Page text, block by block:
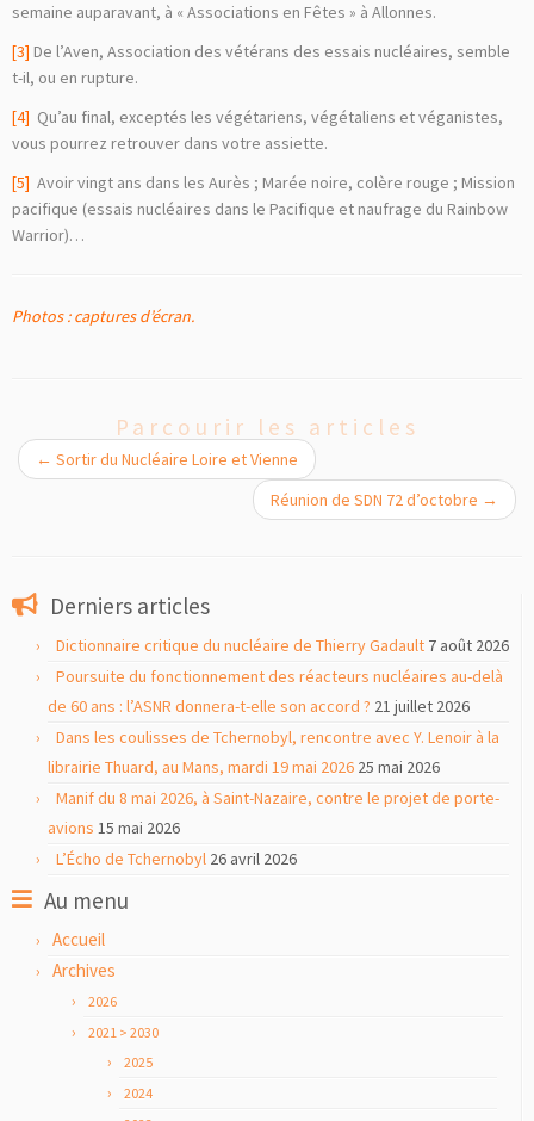
semaine auparavant, à « Associations en Fêtes » à Allonnes.
[3] De l’Aven, Association des vétérans des essais nucléaires, semble
t-il, ou en rupture.
[4] Qu’au final, exceptés les végétariens, végétaliens et véganistes,
vous pourrez retrouver dans votre assiette.
[5] Avoir vingt ans dans les Aurès ; Marée noire, colère rouge ; Mission
pacifique (essais nucléaires dans le Pacifique et naufrage du Rainbow
Warrior)…
Photos : captures d’écran.
Parcourir les articles
← Sortir du Nucléaire Loire et Vienne
Réunion de SDN 72 d’octobre →
Derniers articles
Dictionnaire critique du nucléaire de Thierry Gadault 7 août 2026
Poursuite du fonctionnement des réacteurs nucléaires au-delà
de 60 ans : l’ASNR donnera-t-elle son accord ? 21 juillet 2026
Dans les coulisses de Tchernobyl, rencontre avec Y. Lenoir à la
librairie Thuard, au Mans, mardi 19 mai 2026 25 mai 2026
Manif du 8 mai 2026, à Saint-Nazaire, contre le projet de porte-
avions 15 mai 2026
L’Écho de Tchernobyl 26 avril 2026
Au menu
Accueil
Archives
2026
2021 > 2030
2025
2024